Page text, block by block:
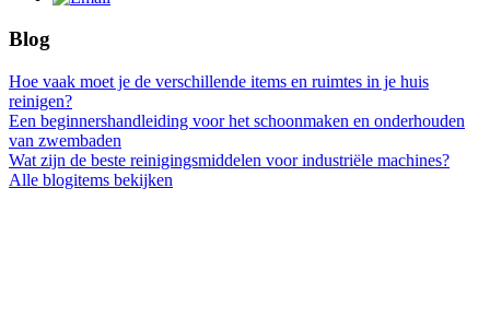
Blog
Hoe vaak moet je de verschillende items en ruimtes in je huis
reinigen?
Een beginnershandleiding voor het schoonmaken en onderhouden
van zwembaden
Wat zijn de beste reinigingsmiddelen voor industriële machines?
Alle blogitems bekijken